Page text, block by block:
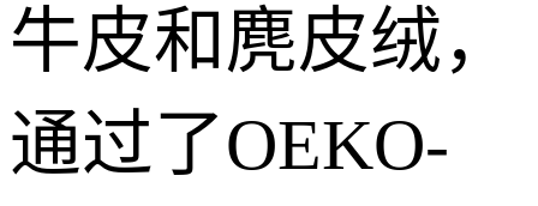
牛皮和麂皮绒，
通过了OEKO-